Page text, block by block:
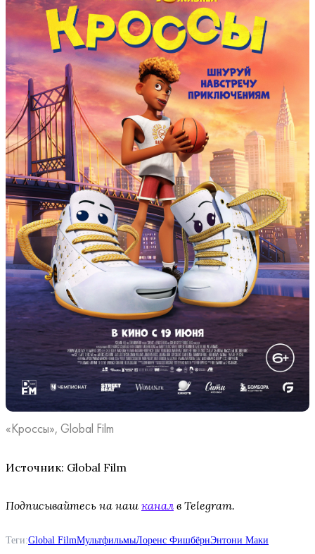
«Кроссы», Global Film
Источник: Global Film
Подписывайтесь на наш канал в Telegram.
Теги:Global FilmМультфильмыЛоренс ФишбёрнЭнтони Маки